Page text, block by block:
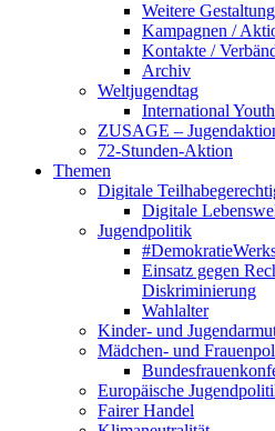
Weitere
Kampagnen /
Kontakte /
Archiv
Weltjugendtag
International
ZUSAGE –
72-Stunden-Aktion
Themen
Digitale
Digitale
Jugendpolitik
Einsatz gegen
Diskriminierung
Wahlalter
Kinder- und
Mädchen- und
Europäische
Fairer Handel